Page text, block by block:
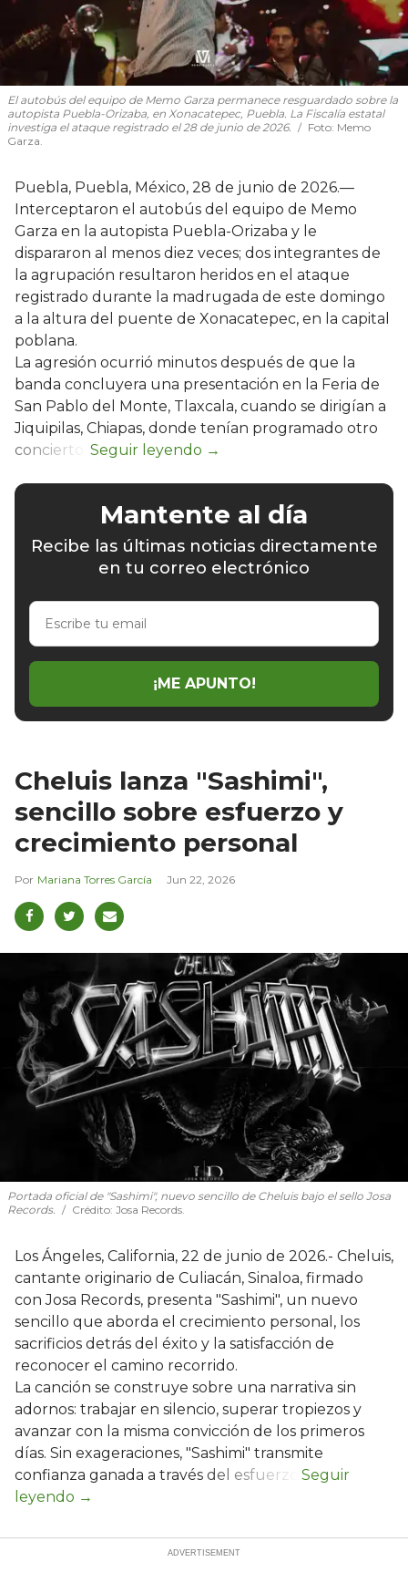
El autobús del equipo de Memo Garza permanece resguardado sobre la
autopista Puebla-Orizaba, en Xonacatepec, Puebla. La Fiscalía estatal
investiga el ataque registrado el 28 de junio de 2026.
Foto: Memo
Garza.
Puebla, Puebla, México, 28 de junio de 2026.—
Interceptaron el autobús del equipo de Memo
Garza en la autopista Puebla-Orizaba y le
dispararon al menos diez veces; dos integrantes de
la agrupación resultaron heridos en el ataque
registrado durante la madrugada de este domingo
a la altura del puente de Xonacatepec, en la capital
poblana.
La agresión ocurrió minutos después de que la
banda concluyera una presentación en la Feria de
San Pablo del Monte, Tlaxcala, cuando se dirigían a
Jiquipilas, Chiapas, donde tenían programado otro
concierto.
Mantente al día
Recibe las últimas noticias directamente
en tu correo electrónico
Escribe
email
¡ME APUNTO!
Cheluis lanza "Sashimi",
sencillo sobre esfuerzo y
crecimiento personal
Mariana Torres García Jun 22, 2026
Portada oficial de "Sashimi", nuevo sencillo de Cheluis bajo el sello Josa
Records.
Crédito: Josa Records.
Los Ángeles, California, 22 de junio de 2026.- Cheluis,
cantante originario de Culiacán, Sinaloa, firmado
con Josa Records, presenta "Sashimi", un nuevo
sencillo que aborda el crecimiento personal, los
sacrificios detrás del éxito y la satisfacción de
reconocer el camino recorrido.
La canción se construye sobre una narrativa sin
adornos: trabajar en silencio, superar tropiezos y
avanzar con la misma convicción de los primeros
días. Sin exageraciones, "Sashimi" transmite
confianza ganada a través del esfuerzo.